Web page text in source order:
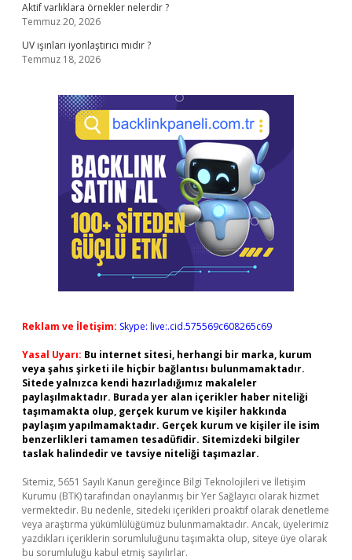
Aktif varlıklara örnekler nelerdir ?
Temmuz 20, 2026
UV ışınları iyonlaştırıcı mıdır ?
Temmuz 18, 2026
Reklam ve İletişim: Skype: live:.cid.575569c608265c69
Yasal Uyarı: Bu internet sitesi, herhangi bir marka, kurum
veya şahıs şirketi ile hiçbir bağlantısı bulunmamaktadır.
Sitede yalnızca kendi hazırladığımız makaleler
paylaşılmaktadır. Burada yer alan içerikler haber niteliği
taşımamakta olup, gerçek kurum ve kişiler hakkında
paylaşım yapılmamaktadır. Gerçek kurum ve kişiler ile isim
benzerlikleri tamamen tesadüfidir. Sitemizdeki bilgiler
taslak halindedir ve tavsiye niteliği taşımazlar.
Sitemiz, 5651 Sayılı Kanun gereğince Bilgi Teknolojileri ve İletişim
Kurumu (BTK) tarafından onaylanmış bir Yer Sağlayıcı olarak hizmet
vermektedir. Bu nedenle, sitedeki içerikleri proaktif olarak denetleme
veya araştırma yükümlülüğümüz bulunmamaktadır. Ancak, üyelerimiz
yazdıkları içeriklerin sorumluluğunu taşımakta olup, siteye üye olarak
bu sorumluluğu kabul etmiş sayılırlar.